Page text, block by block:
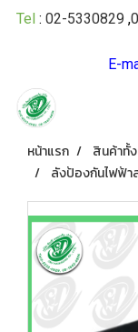
Tel : 02-5330829 ,
E-
หน้าแรก สินค้าทั้
ลังป้องกันไฟฟ้า